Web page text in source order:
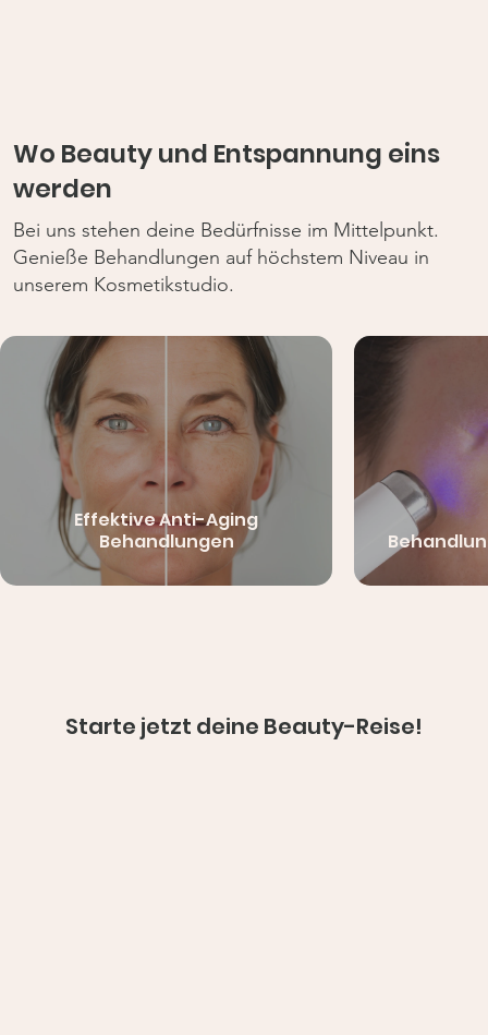
Wo Beauty und Entspannung eins
werden
Bei uns stehen deine Bedürfnisse im Mittelpunkt.
Genieße Behandlungen auf höchstem Niveau in
unserem Kosmetikstudio.
Effektive Anti-Aging
Behandlungen
Starte jetzt deine Beauty-Reise!